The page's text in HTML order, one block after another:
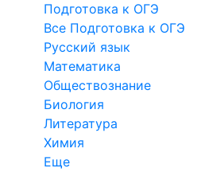
Подготовка к ОГЭ
Все Подготовка к ОГЭ
Русский язык
Математика
Обществознание
Биология
Литература
Химия
Еще